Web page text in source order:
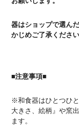
器はショップで選ん
かじめご了承ください
■注意事項■
※和食器はひとつひ
大きさ、絵柄』や窯
ます。